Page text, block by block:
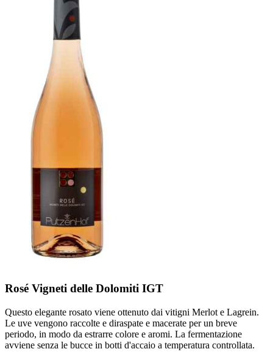
Rosé Vigneti delle Dolomiti IGT
Questo elegante rosato viene ottenuto dai vitigni Merlot e Lagrein.
Le uve vengono raccolte e diraspate e macerate per un breve
periodo, in modo da estrarre colore e aromi. La fermentazione
avviene senza le bucce in botti d'accaio a temperatura controllata.